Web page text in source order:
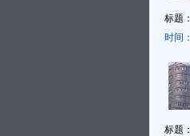
标题：
时间：
标题：